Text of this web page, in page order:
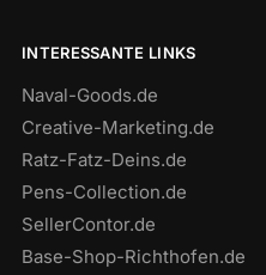
INTERESSANTE LINKS
Naval-Goods.de
Creative-Marketing.de
Ratz-Fatz-Deins.de
Pens-Collection.de
SellerContor.de
Base-Shop-Richthofen.de